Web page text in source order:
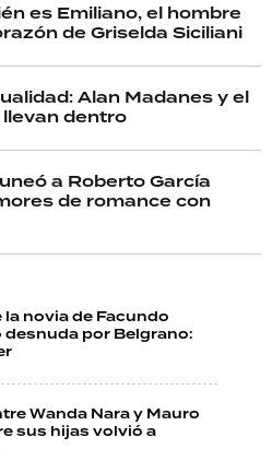
es Emiliano, el hombre
de Griselda Siciliani
Alan Madanes y el
dentro
a Roberto García
de romance con
novia de Facundo
por Belgrano:
Wanda Nara y Mauro
sus hijas volvió a